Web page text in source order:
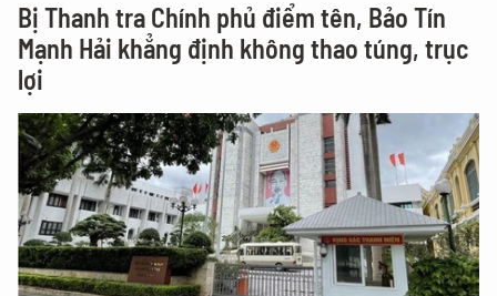
Bị Thanh tra Chính phủ điểm tên, Bảo Tín
Mạnh Hải khẳng định không thao túng, trục
lợi